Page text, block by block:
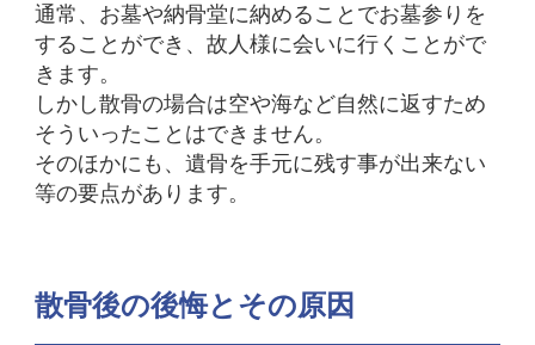
通常、お墓や納骨堂に納めることでお墓参りを
することができ、故人様に会いに行くことがで
きます。
しかし散骨の場合は空や海など自然に返すため
そういったことはできません。
そのほかにも、遺骨を手元に残す事が出来ない
等の要点があります。
散骨後の後悔とその原因